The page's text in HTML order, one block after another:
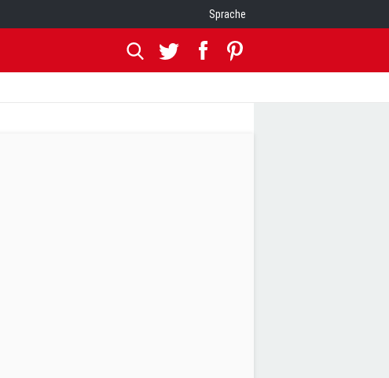
Sprache